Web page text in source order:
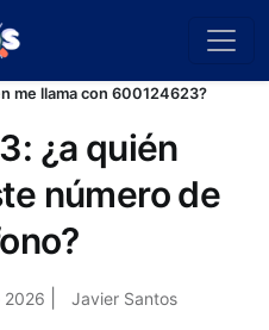
me llama con 600124623?
¿a quién
número de
2026 Javier Santos